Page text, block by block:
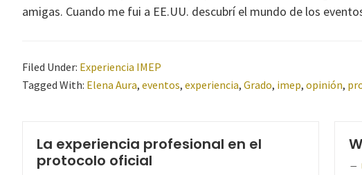
amigas. Cuando me fui a EE.UU. descubrí el mundo de los
Filed Under: Experiencia IMEP
Tagged With: Elena Aura, eventos, experiencia, Grado, imep, opinión,
La experiencia profesional en el
protocolo oficial